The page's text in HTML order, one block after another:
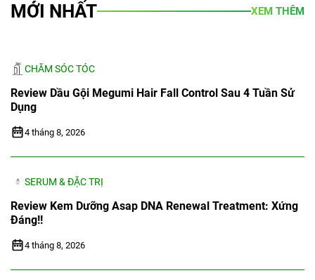
MỚI NHẤT XEM THÊM
CHĂM SÓC TÓC
Review Dầu Gội Megumi Hair Fall Control Sau 4 Tuần Sử
Dụng
4 tháng 8, 2026
SERUM & ĐẶC TRỊ
Review Kem Dưỡng Asap DNA Renewal Treatment: Xứng
Đáng!!
4 tháng 8, 2026